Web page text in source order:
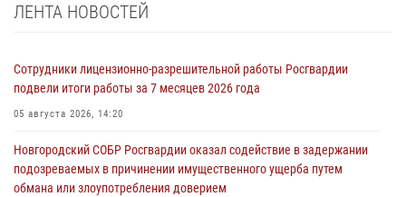
ЛЕНТА НОВОСТЕЙ
Сотрудники лицензионно-разрешительной работы Росгвардии
подвели итоги работы за 7 месяцев 2026 года
05 августа 2026, 14:20
Новгородский СОБР Росгвардии оказал содействие в задержании
подозреваемых в причинении имущественного ущерба путем
обмана или злоупотребления доверием